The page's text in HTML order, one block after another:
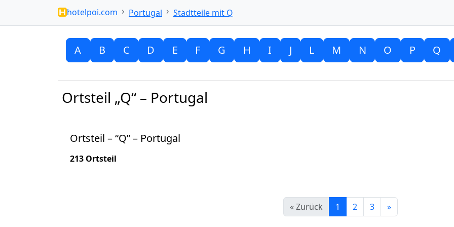
hotelpoi.com Portugal Stadtteile mit Q
A B C D E F G H I J L M N O P Q
Ortsteil „Q“ – Portugal
Ortsteil – “Q” – Portugal
213 Ortsteil
« Zurück 1 2 3 »